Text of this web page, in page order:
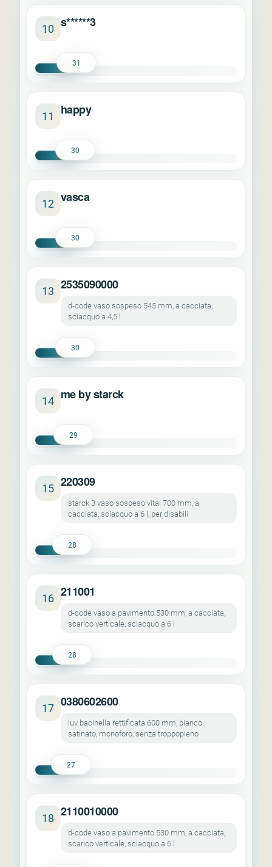
10 s******3
31
11 happy
30
12 vasca
30
13 2535090000
d-code vaso sospeso 545 mm, a cacciata,
sciacquo a 4,5 l
30
14 me by starck
29
15 220309
starck 3 vaso sospeso vital 700 mm, a
cacciata, sciacquo a 6 l, per disabili
28
16 211001
d-code vaso a pavimento 530 mm, a cacciata,
scarico verticale, sciacquo a 6 l
28
17 0380602600
luv bacinella rettificata 600 mm, bianco
satinato, monoforo, senza troppopieno
27
18 2110010000
d-code vaso a pavimento 530 mm, a cacciata,
scarico verticale, sciacquo a 6 l